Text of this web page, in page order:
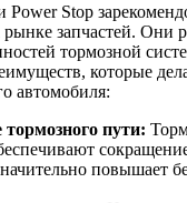
Stop
запчастей. Они
тормозной
которые
автомобиля:
пути:
повышает